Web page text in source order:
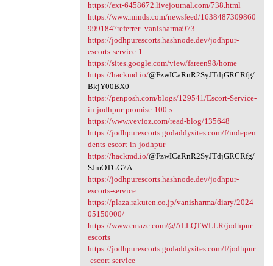
https://ext-6458672.livejournal.com/738.html
https://www.minds.com/newsfeed/1638487309860
999184?referrer=vanisharma973
https://jodhpurescorts.hashnode.dev/jodhpur-
escorts-service-1
https://sites.google.com/view/fareen98/home
https://hackmd.io/@FzwICaRnR2SyJTdjGRCRfg/
BkjY00BX0
https://penposh.com/blogs/129541/Escort-Service-
in-jodhpur-promise-100-s...
https://www.vevioz.com/read-blog/135648
https://jodhpurescorts.godaddysites.com/f/indepen
dents-escort-in-jodhpur
https://hackmd.io/@FzwICaRnR2SyJTdjGRCRfg/
SJmOTGG7A
https://jodhpurescorts.hashnode.dev/jodhpur-
escorts-service
https://plaza.rakuten.co.jp/vanisharma/diary/2024
05150000/
https://www.emaze.com/@ALLQTWLLR/jodhpur-
escorts
https://jodhpurescorts.godaddysites.com/f/jodhpur
-escort-service